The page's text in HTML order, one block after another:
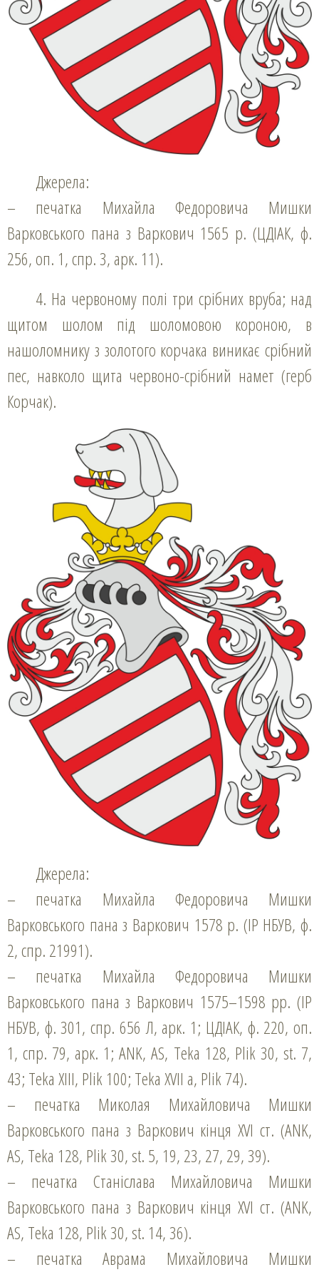
Джерела:
– печатка Михайла Федоровича Мишки
Варковського пана з Варкович 1565 р. (ЦДІАК, ф.
256, оп. 1, спр. 3, арк. 11).
4. На червоному полі три срібних вруба; над
щитом шолом під шоломовою короною, в
нашоломнику з золотого корчака виникає срібний
пес, навколо щита червоно-срібний намет (герб
Корчак).
Джерела:
– печатка Михайла Федоровича Мишки
Варковського пана з Варкович 1578 р. (ІР НБУВ, ф.
2, спр. 21991).
– печатка Михайла Федоровича Мишки
Варковського пана з Варкович 1575–1598 рр. (ІР
НБУВ, ф. 301, спр. 656 Л, арк. 1; ЦДІАК, ф. 220, оп.
1, спр. 79, арк. 1; ANK, AS, Teka 128, Plik 30, st. 7,
43; Teka ХІІІ, Plik 100; Teka ХVІІ а, Plik 74).
– печатка Миколая Михайловича Мишки
Варковського пана з Варкович кінця XVI ст. (ANK,
AS, Teka 128, Plik 30, st. 5, 19, 23, 27, 29, 39).
– печатка Станіслава Михайловича Мишки
Варковського пана з Варкович кінця XVI ст. (ANK,
AS, Teka 128, Plik 30, st. 14, 36).
– печатка Аврама Михайловича Мишки